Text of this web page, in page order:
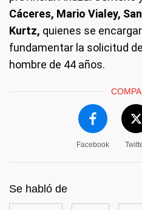
Cáceres, Mario Vialey,
Kurtz, quienes se
fundamentar la solicitud
hombre de 44 años.
Facebook
Se habló de